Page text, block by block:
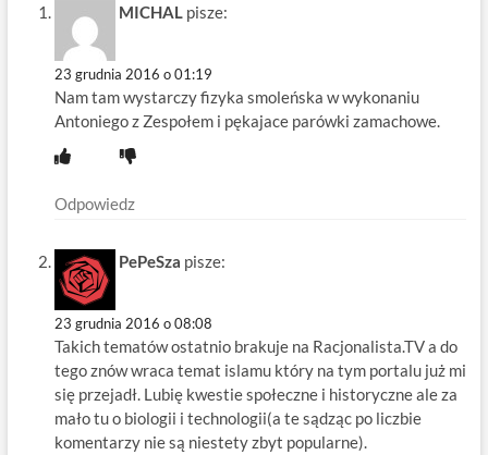
MICHAL pisze:
23 grudnia 2016 o 01:19
Nam tam wystarczy fizyka smoleńska w wykonaniu
Antoniego z Zespołem i pękajace parówki zamachowe.
Odpowiedz
PePeSza pisze:
23 grudnia 2016 o 08:08
Takich tematów ostatnio brakuje na Racjonalista.TV a do
tego znów wraca temat islamu który na tym portalu już mi
się przejadł. Lubię kwestie społeczne i historyczne ale za
mało tu o biologii i technologii(a te sądząc po liczbie
komentarzy nie są niestety zbyt popularne).